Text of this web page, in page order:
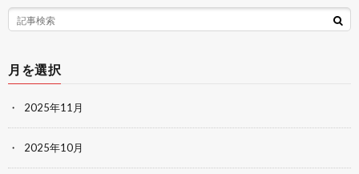
月を選択
2025年11月
2025年10月